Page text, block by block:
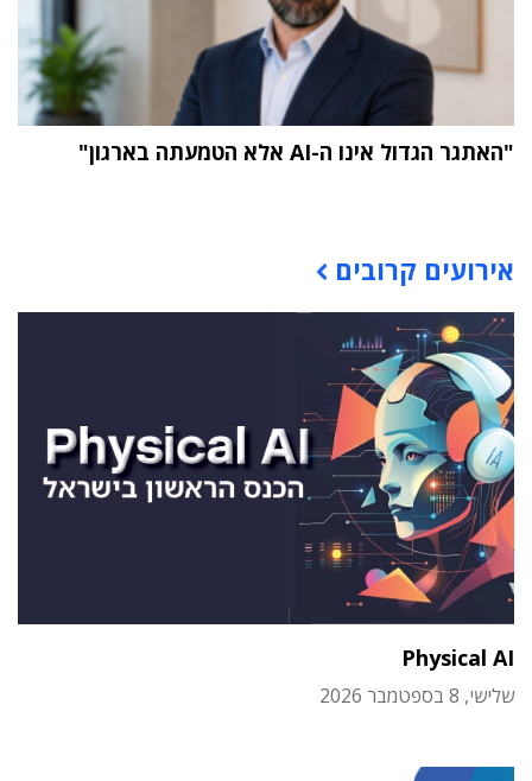
"האתגר הגדול אינו ה-AI אלא הטמעתה בארגון"
אירועים קרובים
Physical AI
שלישי, 8 בספטמבר 2026